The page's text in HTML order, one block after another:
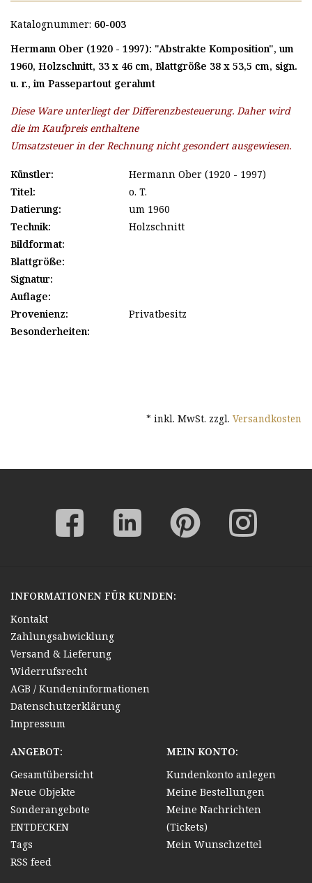
Katalognummer: 60-003
Hermann Ober (1920 - 1997): "Abstrakte Komposition", um
1960, Holzschnitt, 33 x 46 cm, Blattgröße 38 x 53,5 cm, sign.
u. r., im Passepartout gerahmt
Diese Ware unterliegt der Differenzbesteuerung. Daher wird
die im Kaufpreis enthaltene
Umsatzsteuer in der Rechnung nicht gesondert ausgewiesen.
Künstler:
Hermann Ober (1920 - 1997)
Titel:
o. T.
Datierung:
um 1960
Technik:
Holzschnitt
Bildformat:
Blattgröße:
Signatur:
Auflage:
Provenienz:
Privatbesitz
Besonderheiten:
* inkl. MwSt. zzgl. Versandkosten
INFORMATIONEN FÜR KUNDEN:
Kontakt
Zahlungsabwicklung
Versand & Lieferung
Widerrufsrecht
AGB / Kundeninformationen
Datenschutzerklärung
Impressum
ANGEBOT:
Gesamtübersicht
Neue Objekte
Sonderangebote
ENTDECKEN
Tags
RSS feed
MEIN KONTO:
Kundenkonto anlegen
Meine Bestellungen
Meine Nachrichten
(Tickets)
Mein Wunschzettel